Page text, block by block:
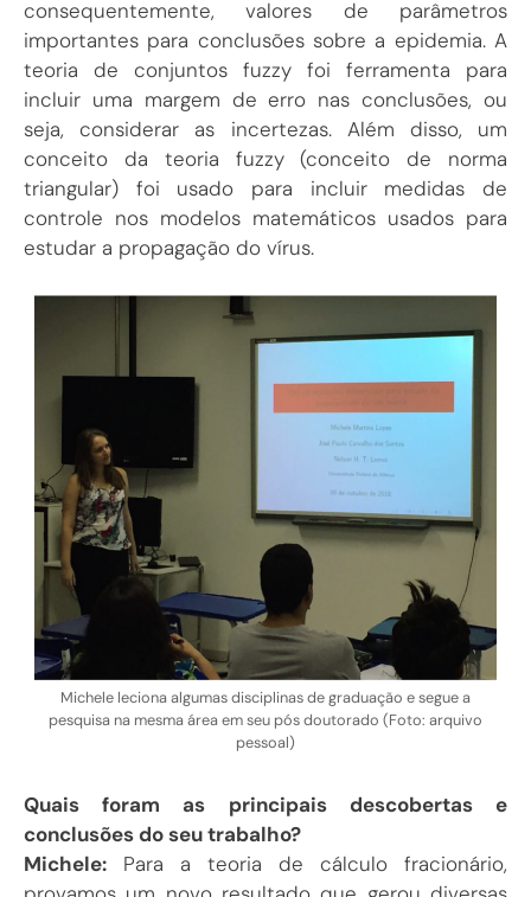
consequentemente, valores de parâmetros
importantes para conclusões sobre a epidemia. A
teoria de conjuntos fuzzy foi ferramenta para
incluir uma margem de erro nas conclusões, ou
seja, considerar as incertezas. Além disso, um
conceito da teoria fuzzy (conceito de norma
triangular) foi usado para incluir medidas de
controle nos modelos matemáticos usados para
estudar a propagação do vírus.
Michele leciona algumas disciplinas de graduação e segue a
pesquisa na mesma área em seu pós doutorado (Foto: arquivo
pessoal)
Quais foram as principais descobertas e
conclusões do seu trabalho?
Michele: Para a teoria de cálculo fracionário,